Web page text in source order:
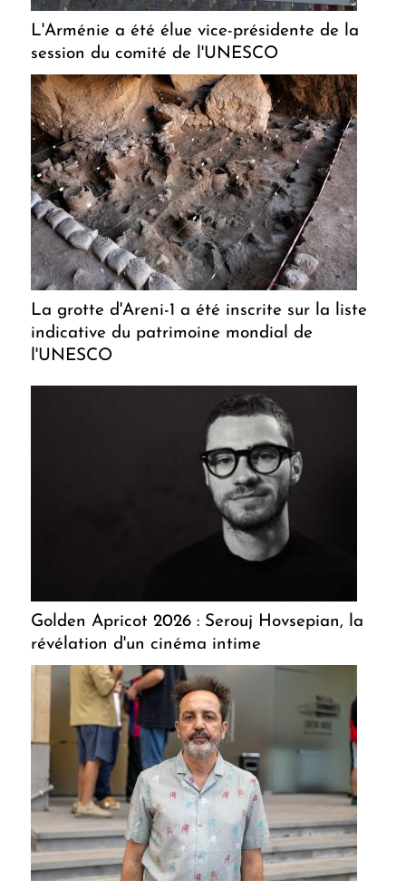
L'Arménie a été élue vice-présidente de la
session du comité de l'UNESCO
La grotte d'Areni-1 a été inscrite sur la liste
indicative du patrimoine mondial de
l'UNESCO
Golden Apricot 2026 : Serouj Hovsepian, la
révélation d'un cinéma intime